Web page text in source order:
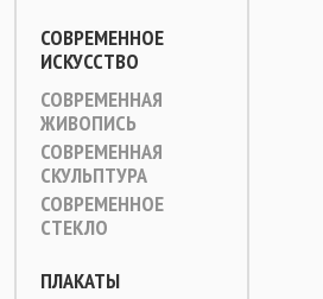
СОВРЕМЕННОЕ
ИСКУССТВО
СОВРЕМЕННАЯ
ЖИВОПИСЬ
СОВРЕМЕННАЯ
СКУЛЬПТУРА
СОВРЕМЕННОЕ
СТЕКЛО
ПЛАКАТЫ